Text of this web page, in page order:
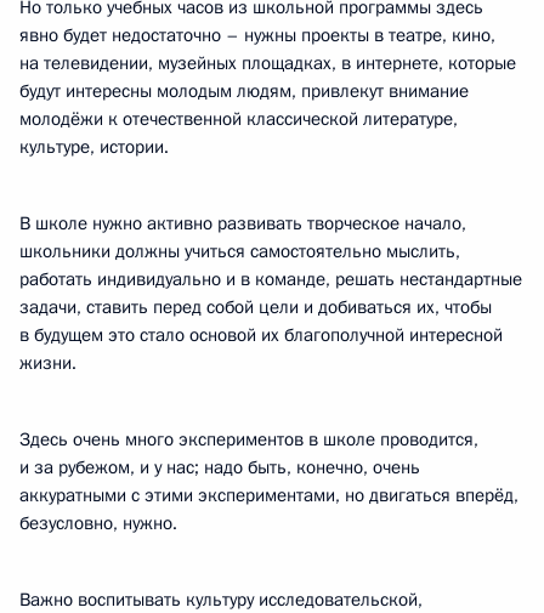
Но только учебных часов из школьной программы здесь
явно будет недостаточно – нужны проекты в театре, кино,
на телевидении, музейных площадках, в интернете, которые
будут интересны молодым людям, привлекут внимание
молодёжи к отечественной классической литературе,
культуре, истории.
В школе нужно активно развивать творческое начало,
школьники должны учиться самостоятельно мыслить,
работать индивидуально и в команде, решать нестандартные
задачи, ставить перед собой цели и добиваться их, чтобы
в будущем это стало основой их благополучной интересной
жизни.
Здесь очень много экспериментов в школе проводится,
и за рубежом, и у нас; надо быть, конечно, очень
аккуратными с этими экспериментами, но двигаться вперёд,
безусловно, нужно.
Важно воспитывать культуру исследовательской,